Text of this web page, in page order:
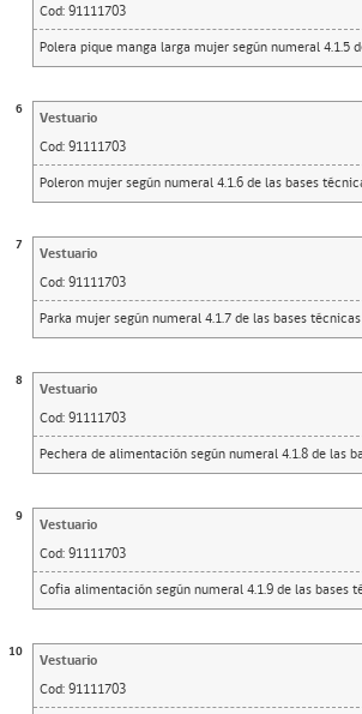
Cod: 91111703
Polera pique manga larga mujer según numeral 4.1.5
6
Vestuario
Cod: 91111703
Poleron mujer según numeral 4.1.6 de las bases
7
Vestuario
Cod: 91111703
Parka mujer según numeral 4.1.7 de las bases técnicas
8
Vestuario
Cod: 91111703
Pechera de alimentación según numeral 4.1.8 de las
9
Vestuario
Cod: 91111703
Cofia alimentación según numeral 4.1.9 de las bases
10
Vestuario
Cod: 91111703